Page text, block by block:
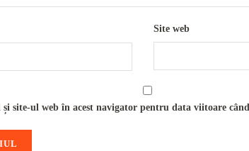
Site web
site-ul web în acest navigator pentru data viitoare când